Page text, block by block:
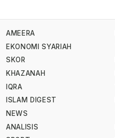
AMEERA
EKONOMI SYARIAH
SKOR
KHAZANAH
IQRA
ISLAM DIGEST
NEWS
ANALISIS